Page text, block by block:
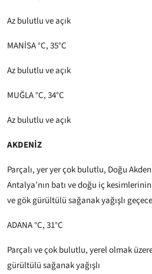
Az bulutlu ve açık
MANİSA °C, 35°C
Az bulutlu ve açık
MUĞLA °C, 34°C
Az bulutlu ve açık
AKDENİZ
Parçalı, yer yer çok bulutlu, Doğu
Antalya’nın batı ve doğu iç
ve gök gürültülü sağanak yağışlı
ADANA °C, 31°C
Parçalı ve çok bulutlu, yerel olmak
gürültülü sağanak yağışlı